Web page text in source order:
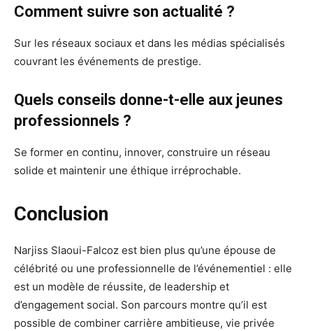
Comment suivre son actualité ?
Sur les réseaux sociaux et dans les médias spécialisés
couvrant les événements de prestige.
Quels conseils donne-t-elle aux jeunes
professionnels ?
Se former en continu, innover, construire un réseau
solide et maintenir une éthique irréprochable.
Conclusion
Narjiss Slaoui-Falcoz est bien plus qu’une épouse de
célébrité ou une professionnelle de l’événementiel : elle
est un modèle de réussite, de leadership et
d’engagement social. Son parcours montre qu’il est
possible de combiner carrière ambitieuse, vie privée